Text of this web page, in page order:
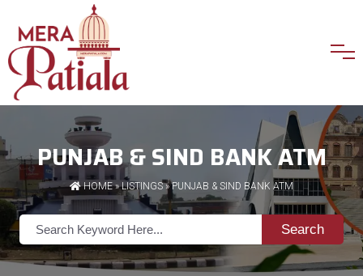
PUNJAB & SIND BANK ATM
HOME»LISTINGS» PUNJAB & SIND BANK ATM
Search